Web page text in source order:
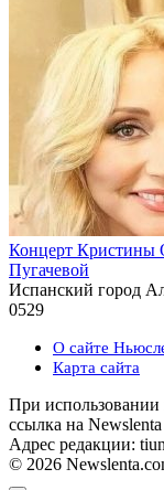
Концерт Кристины
Пугачевой
Испанский город
0529
О сайте
Карта сайта
При использовании
ссылка на Newslenta
Адрес редакции:
© 2026